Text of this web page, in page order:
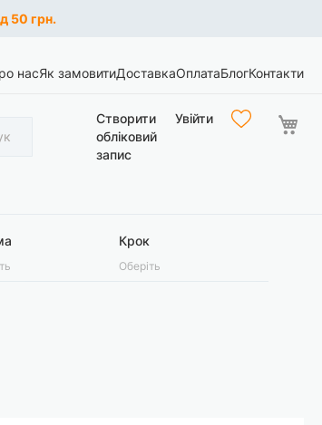
50 грн.
насЯк замовитиДоставкаОплатаБлогКонтакти
Створити
обліковий
запис
Увійти
Крок
Оберіть